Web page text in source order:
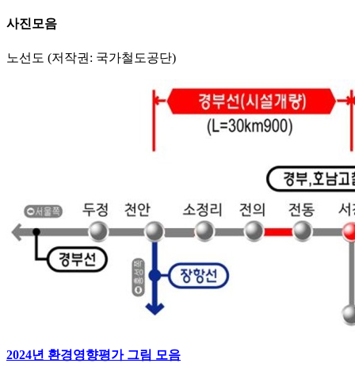
사진모음
노선도 (저작권: 국가철도공단)
2024년 환경영향평가 그림 모음